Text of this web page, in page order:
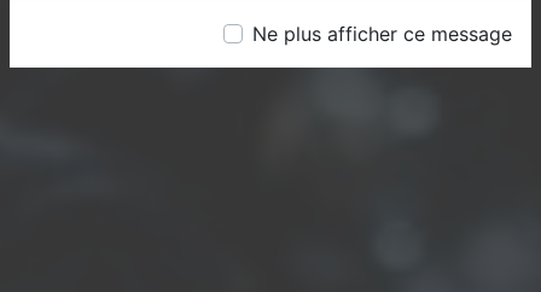
Ne plus afficher ce message